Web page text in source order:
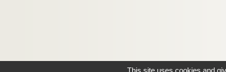
This site uses cookies and